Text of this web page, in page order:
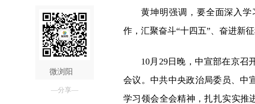
微浏阳
—分享—
黄坤明强调，要全面深入
作，汇聚奋斗“十四五”、奋进新征
10月29日晚，中宣部在京召
会议。中共中央政治局委员、中
学习领会全会精神，扎扎实实推